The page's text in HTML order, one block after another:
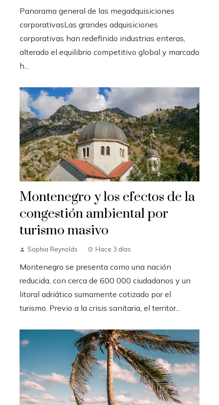
Panorama general de las megadquisiciones
corporativasLas grandes adquisiciones
corporativas han redefinido industrias enteras,
alterado el equilibrio competitivo global y marcado
h...
Montenegro y los efectos de la
congestión ambiental por
turismo masivo
Sophia Reynolds Hace 3 días
Montenegro se presenta como una nación
reducida, con cerca de 600 000 ciudadanos y un
litoral adriático sumamente cotizado por el
turismo. Previo a la crisis sanitaria, el territor...